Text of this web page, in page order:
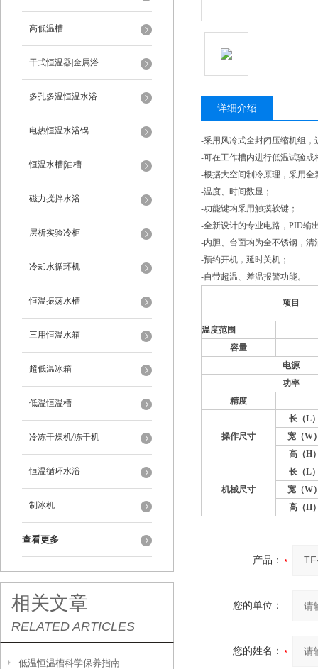
高低温槽
干式恒温器|金属浴
多孔多温恒温水浴
电热恒温水浴锅
恒温水槽|油槽
磁力搅拌水浴
层析实验冷柜
冷却水循环机
恒温振荡水槽
三用恒温水箱
超低温冰箱
低温恒温槽
冷冻干燥机/冻干机
恒温循环水浴
制冰机
查看更多
相关文章
RELATED ARTICLES
低温恒温槽科学保养指南
详细介绍
-采用风冷式全封闭压缩机组
-可在工作槽内进行低温试验
-根据大空间制冷原理，采用
-温度、时间数显；
-功能键均采用触摸软键；
-全新设计的专业电路，PID输
-内胆、台面均为全不锈钢，清
-预约开机，延时关机；
-自带超温、差温报警功能。
项 目
温度范围
容量
电源
功率
精度
操作尺寸
长 （L
宽（W
高（H
机械尺寸
长 （L
宽 （W
高 （H
产品：
您的单位：
您的姓名：